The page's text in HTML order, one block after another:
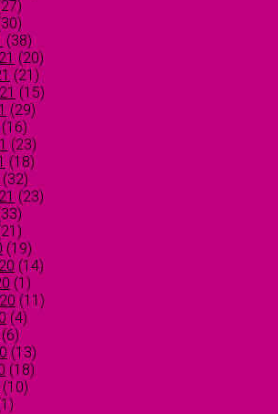
(38)
(20)
(21)
(15)
(29)
(16)
(23)
(18)
(32)
(23)
(19)
(14)
(1)
(11)
(4)
(6)
(13)
(18)
(10)